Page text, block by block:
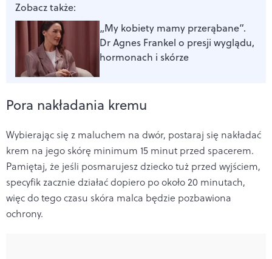
Zobacz także:
„My kobiety mamy przerąbane”.
Dr Agnes Frankel o presji wyglądu,
hormonach i skórze
Pora nakładania kremu
Wybierając się z maluchem na dwór, postaraj się nakładać
krem na jego skórę minimum 15 minut przed spacerem.
Pamiętaj, że jeśli posmarujesz dziecko tuż przed wyjściem,
specyfik zacznie działać dopiero po około 20 minutach,
więc do tego czasu skóra malca będzie pozbawiona
ochrony.